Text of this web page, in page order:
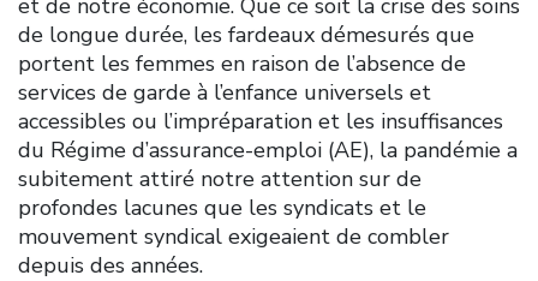
de longue durée, les fardeaux démesurés que
portent les femmes en raison de l’absence de
services de garde à l’enfance universels et
accessibles ou l’impréparation et les insuffisances
du Régime d’assurance-emploi (AE), la pandémie a
subitement attiré notre attention sur de
profondes lacunes que les syndicats et le
mouvement syndical exigeaient de combler
depuis des années.